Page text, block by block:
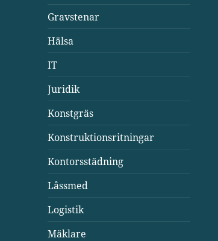
Gravstenar
Hälsa
IT
Juridik
Konstgräs
Konstruktionsritningar
Kontorsstädning
Låssmed
Logistik
Mäklare